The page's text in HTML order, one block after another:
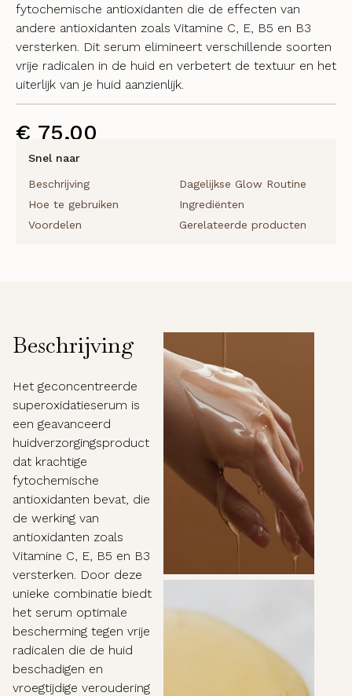
€ 75,00
Snel naar
Beschrijving
Dagelijkse Glow Routine
Hoe te gebruiken
Ingrediënten
Voordelen
Gerelateerde producten
fytochemische antioxidanten die de effecten van
andere antioxidanten zoals Vitamine C, E, B5 en B3
versterken. Dit serum elimineert verschillende soorten
vrije radicalen in de huid en verbetert de textuur en het
uiterlijk van je huid aanzienlijk.
Beschrijving
Het geconcentreerde
superoxidatieserum is
een geavanceerd
huidverzorgingsproduct
dat krachtige
fytochemische
antioxidanten bevat, die
de werking van
antioxidanten zoals
Vitamine C, E, B5 en B3
versterken. Door deze
unieke combinatie biedt
het serum optimale
bescherming tegen vrije
radicalen die de huid
beschadigen en
vroegtijdige veroudering